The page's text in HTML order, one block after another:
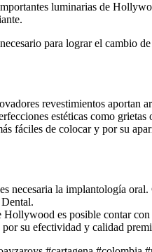
luminarias de
para lograr el cambio de
revestimientos aportan
estéticas como grietas
fáciles de colocar y por su
necesaria la implantología
es posible contar
su efectividad y calidad